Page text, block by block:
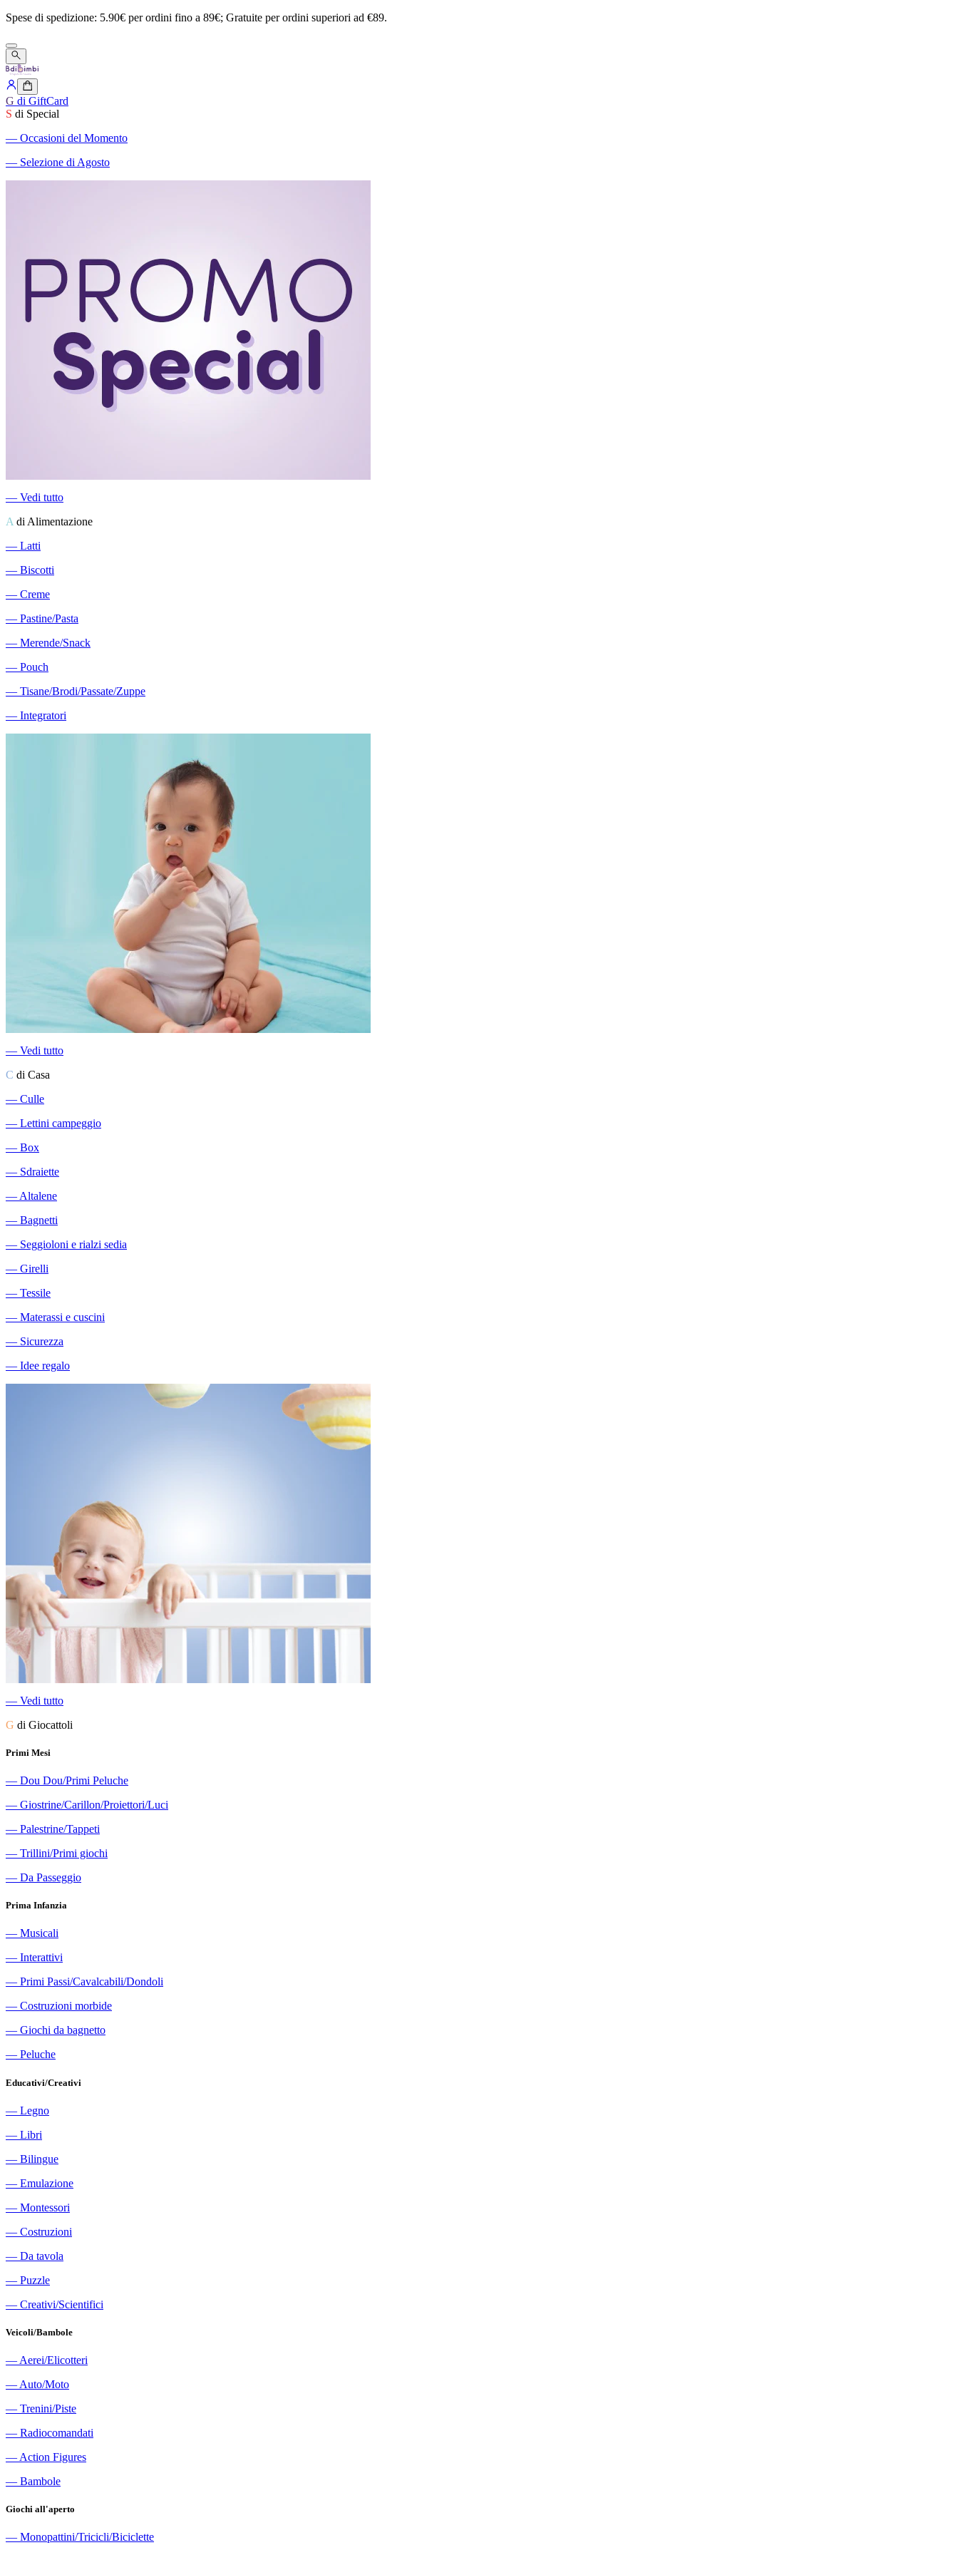
Spese di spedizione: 5.90€ perordini fino a 89€; Gratuite perordini superiori ad €89.
G di GiftCard
S di Special
― Occasioni del Momento
― Selezione di Agosto
― Vedi tutto
A di Alimentazione
― Latti
― Biscotti
― Creme
― Pastine/Pasta
― Merende/Snack
― Pouch
― Tisane/Brodi/Passate/Zuppe
― Integratori
― Vedi tutto
C di Casa
― Culle
― Lettini campeggio
― Box
― Sdraiette
― Altalene
― Bagnetti
― Seggioloni e rialzi sedia
― Girelli
― Tessile
― Materassi e cuscini
― Sicurezza
― Idee regalo
― Vedi tutto
G di Giocattoli
Primi Mesi
― Dou Dou/Primi Peluche
― Giostrine/Carillon/Proiettori/Luci
― Palestrine/Tappeti
― Trillini/Primi giochi
― Da Passeggio
Prima Infanzia
― Musicali
― Interattivi
― Primi Passi/Cavalcabili/Dondoli
― Costruzioni morbide
― Giochi da bagnetto
― Peluche
Educativi/Creativi
― Legno
― Libri
― Bilingue
― Emulazione
― Montessori
― Costruzioni
― Da tavola
― Puzzle
― Creativi/Scientifici
Veicoli/Bambole
― Aerei/Elicotteri
― Auto/Moto
― Trenini/Piste
― Radiocomandati
― Action Figures
― Bambole
Giochi all'aperto
― Monopattini/Tricicli/Biciclette